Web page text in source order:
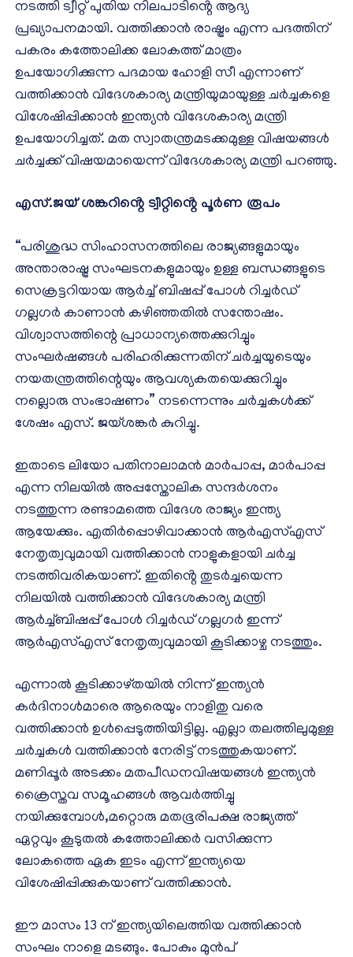
നടത്തി ട്വീറ്റ് പുതിയ നിലപാടിൻ്റെ ആദ്യ
പ്രഖ്യാപനമായി. വത്തിക്കാൻ രാഷ്ട്രം എന്ന പദത്തിന്
പകരം കത്തോലിക്ക ലോകത്ത് മാത്രം
ഉപയോഗിക്കുന്ന പദമായ ഹോളി സീ എന്നാണ്
വത്തിക്കാൻ വിദേശകാര്യ മന്ത്രിയുമായുള്ള ചർച്ചകളെ
വിശേഷിപ്പിക്കാൻ ഇന്ത്യൻ വിദേശകാര്യ മന്ത്രി
ഉപയോഗിച്ചത്. മത സ്വാതന്ത്രമടക്കമുള്ള വിഷയങ്ങൾ
ചർച്ചക്ക് വിഷയമായെന്ന് വിദേശകാര്യ മന്ത്രി പറഞ്ഞു.
എസ്.ജയ് ശങ്കറിൻ്റെ ട്വീറ്റിൻ്റെ പൂർണ രൂപം
“പരിശുദ്ധ സിംഹാസനത്തിലെ രാജ്യങ്ങളുമായും
അന്താരാഷ്ട്ര സംഘടനകളുമായും ഉള്ള ബന്ധങ്ങളുടെ
സെക്രട്ടറിയായ ആർച്ച് ബിഷപ്പ് പോൾ റിച്ചർഡ്
ഗല്ലഗർ കാണാൻ കഴിഞ്ഞതിൽ സന്തോഷം.
വിശ്വാസത്തിന്റെ പ്രാധാന്യത്തെക്കുറിച്ചും
സംഘർഷങ്ങൾ പരിഹരിക്കുന്നതിന് ചർച്ചയുടെയും
നയതന്ത്രത്തിന്റെയും ആവശ്യകതയെക്കുറിച്ചും
നല്ലൊരു സംഭാഷണം” നടന്നെന്നും ചർച്ചകൾക്ക്
ശേഷം എസ്. ജയ്‌ശങ്കർ കുറിച്ചു.
ഇതാടെ ലിയോ പതിനാലാമൻ മാർപാപ്പ, മാർപാപ്പ
എന്ന നിലയിൽ അപ്പസ്തോലിക സന്ദർശനം
നടത്തുന്ന രണ്ടാമത്തെ വിദേശ രാജ്യം ഇന്ത്യ
ആയേക്കും. എതിർപ്പൊഴിവാക്കാൻ ആർഎസ്എസ്
നേതൃത്വവുമായി വത്തിക്കാൻ നാളുകളായി ചർച്ച
നടത്തിവരികയാണ്. ഇതിൻ്റെ തുടർച്ചയെന്ന
നിലയിൽ വത്തിക്കാൻ വിദേശകാര്യ മന്ത്രി
ആർച്ച്ബിഷപ്പ് പോൾ റിച്ചർഡ് ഗല്ലഗർ ഇന്ന്
ആർഎസ്എസ് നേതൃത്വവുമായി കൂടിക്കാഴ്ച നടത്തും.
എന്നാൽ കൂടിക്കാഴ്തയിൽ നിന്ന് ഇന്ത്യൻ
കർദിനാൾമാരെ ആരെയും നാളിതു വരെ
വത്തിക്കാൻ ഉൾപ്പെടുത്തിയിട്ടില്ല. എല്ലാ തലത്തിലുമുള്ള
ചർച്ചകൾ വത്തിക്കാൻ നേരിട്ട് നടത്തുകയാണ്.
മണിപ്പൂർ അടക്കം മതപീഡനവിഷയങ്ങൾ ഇന്ത്യൻ
ക്രൈസ്തവ സമൂഹങ്ങൾ ആവർത്തിച്ചു
നയിക്കുമ്പോൾ,മറ്റൊരു മതഭൂരിപക്ഷ രാജ്യത്ത്
ഏറ്റവും കൂടുതൽ കത്തോലിക്കർ വസിക്കുന്ന
ലോകത്തെ ഏക ഇടം എന്ന് ഇന്ത്യയെ
വിശേഷിപ്പിക്കുകയാണ് വത്തിക്കാൻ.
ഈ മാസം 13 ന് ഇന്ത്യയിലെത്തിയ വത്തിക്കാൻ
സംഘം നാളെ മടങ്ങും. പോകും മുൻപ്